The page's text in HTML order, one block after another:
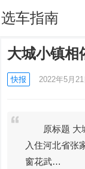
选车指南
大城小镇相
快报 2022年5月
原标题 大
入住河北省张
窗花武…